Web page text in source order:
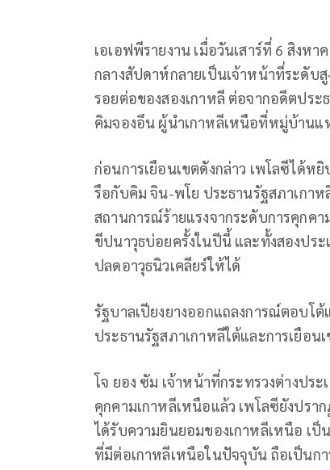
เอเอฟพีรายงาน เมื่อวันเสาร์ที่ 6 สิงห
กลางสัปดาห์กลายเป็นเจ้าหน้าที่ระดับ
รอยต่อของสองเกาหลี ต่อจากอดีตปร
คิมจองอึน ผู้นำเกาหลีเหนือที่หมู่บ้านแ
ก่อนการเยือนเขตดังกล่าว เพโลซีได้ห
รือกับคิม จิน-พโย ประธานรัฐสภาเกาห
สถานการณ์ร้ายแรงจากระดับการคุกค
ขีปนาวุธบ่อยครั้งในปีนี้ และทั้งสองประ
ปลดอาวุธนิวเคลียร์ให้ได้
รัฐบาลเปียงยางออกแถลงการณ์ตอบโ
ประธานรัฐสภาเกาหลีใต้และการเยือน
โจ ยอง ซัม เจ้าหน้าที่กระทรวงต่างปร
คุกคามเกาหลีเหนือแล้ว เพโลซียังปร
ได้รับความยินยอมของเกาหลีเหนือ เ
ที่มีต่อเกาหลีเหนือในปัจจุบัน ถือเป็นกา